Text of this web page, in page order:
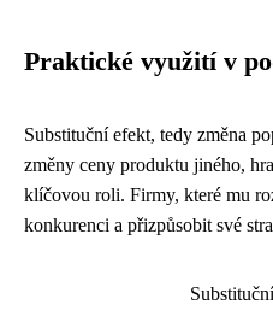
Praktické využití v
Substituční efekt, tedy změna
změny ceny produktu jiného,
klíčovou roli. Firmy, které mu
konkurenci a přizpůsobit své